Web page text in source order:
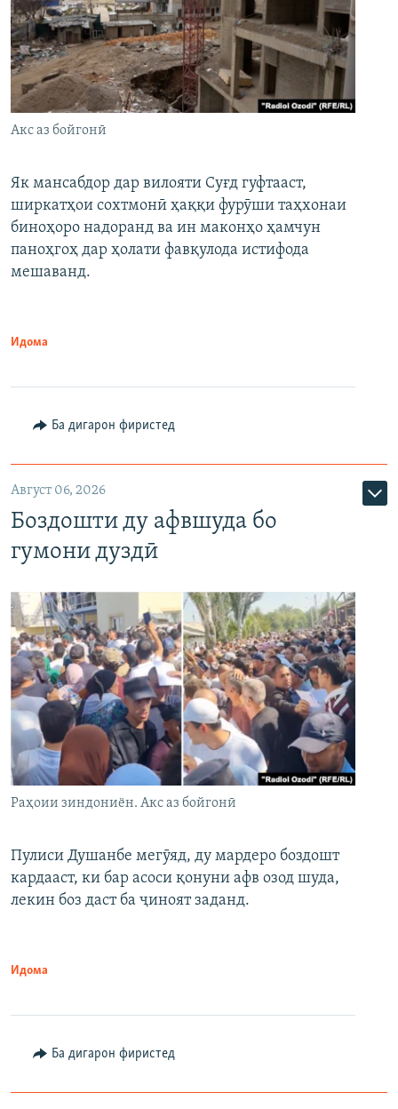
Акс аз бойгонӣ
Як мансабдор дар вилояти Суғд гуфтааст,
ширкатҳои сохтмонӣ ҳаққи фурӯши таҳхонаи
биноҳоро надоранд ва ин маконҳо ҳамчун
паноҳгоҳ дар ҳолати фавқулода истифода
мешаванд.
Идома
Ба дигарон фиристед
Август 06, 2026
Боздошти ду афвшуда бо
гумони дуздӣ
Раҳоии зиндониён. Акс аз бойгонӣ
Пулиси Душанбе мегӯяд, ду мардеро боздошт
кардааст, ки бар асоси қонуни афв озод шуда,
лекин боз даст ба ҷиноят заданд.
Идома
Ба дигарон фиристед